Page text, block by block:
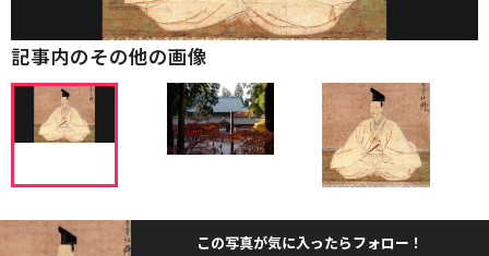
記事内のその他の画像
この写真が気に入ったらフォロー！